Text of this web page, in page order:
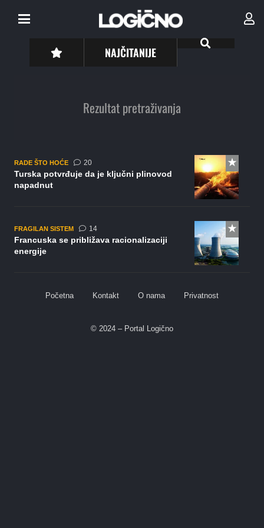
NAJČITANIJE
Rezultat pretraživanja
RADE ŠTO HOĆE 20komentara
Turska potvrđuje da je ključni plinovod
napadnut
FRAGILAN SISTEM 14komentara
Francuska se približava racionalizaciji
energije
Početna Kontakt O nama Privatnost
© 2024 – Portal Logično